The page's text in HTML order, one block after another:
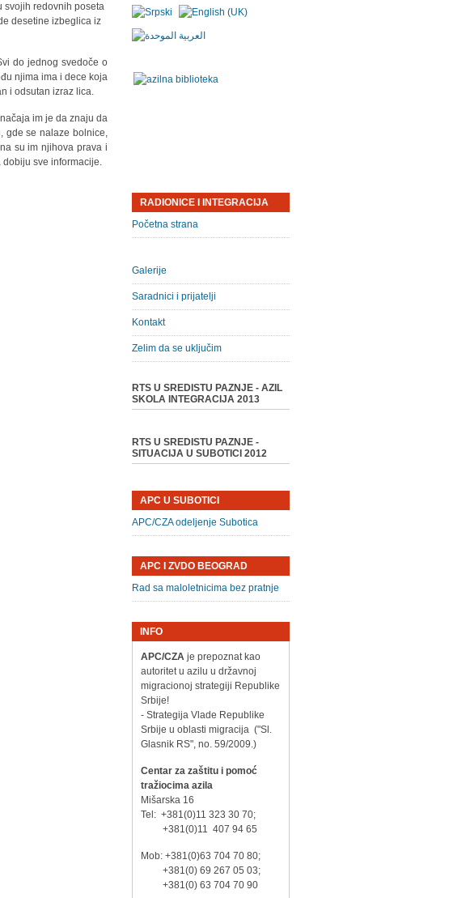
svojih redovnih poseta
desetine izbeglica iz
do jednog svedoče o
njima ima i dece koja
i odsutan izraz lica.
im je da znaju da
gde se nalaze bolnice,
su im njihova prava i
dobiju sve informacije.
RADIONICE I INTEGRACIJA
Početna strana
Galerije
Saradnici i prijatelji
Kontakt
Zelim da se uključim
RTS U SREDISTU PAZNJE - AZIL
SKOLA INTEGRACIJA 2013
RTS U SREDISTU PAZNJE -
SITUACIJA U SUBOTICI 2012
APC U SUBOTICI
APC/CZA odeljenje Subotica
APC I ZVDO BEOGRAD
Rad sa maloletnicima bez pratnje
INFO
APC/CZAje prepoznat kao
autoritet u azilu u državnoj
migracionoj strategiji Republike
Srbije!
- Strategija Vlade Republike
Srbije u oblasti migracija ("Sl.
Glasnik RS", no. 59/2009.)
Centar za zaštitu i pomoć
tražiocima azila
Mišarska 16
Tel: +381(0)11 323 30 70;
+381(0)11 407 94 65
Mob: +381(0)63 704 70 80;
+381(0) 69 267 05 03;
+381(0) 63 704 70 90